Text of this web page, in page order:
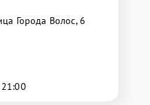
Города Волос, 6